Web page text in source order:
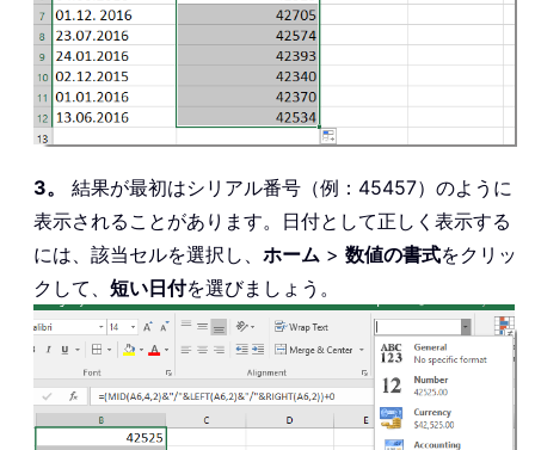
3。
結果が最初はシリアル番号（例：45457）のように
表示されることがあります。日付として正しく表示する
には、該当セルを選択し、 ホーム > 数値の書式をクリッ
クして、 短い日付を選びましょう。